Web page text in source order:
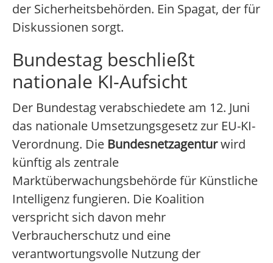
der Sicherheitsbehörden. Ein Spagat, der für
Diskussionen sorgt.
Bundestag beschließt
nationale KI-Aufsicht
Der Bundestag verabschiedete am 12. Juni
das nationale Umsetzungsgesetz zur EU-KI-
Verordnung. Die Bundesnetzagenturwird
künftig als zentrale
Marktüberwachungsbehörde für Künstliche
Intelligenz fungieren. Die Koalition
verspricht sich davon mehr
Verbraucherschutz und eine
verantwortungsvolle Nutzung der